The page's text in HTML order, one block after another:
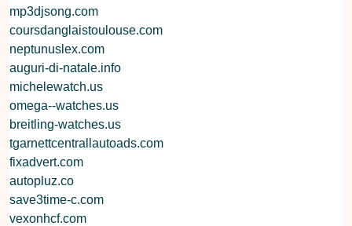
mp3djsong.com
coursdanglaistoulouse.com
neptunuslex.com
auguri-di-natale.info
michelewatch.us
omega--watches.us
breitling-watches.us
tgarnettcentrallautoads.com
fixadvert.com
autopluz.co
save3time-c.com
vexonhcf.com